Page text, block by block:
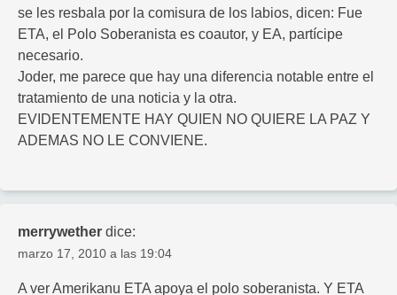
se les resbala por la comisura de los labios, dicen: Fue
ETA, el Polo Soberanista es coautor, y EA, partícipe
necesario.
Joder, me parece que hay una diferencia notable entre el
tratamiento de una noticia y la otra.
EVIDENTEMENTE HAY QUIEN NO QUIERE LA PAZ Y
ADEMAS NO LE CONVIENE.
merrywether dice:
marzo 17, 2010 a las 19:04
A ver Amerikanu ETA apoya el polo soberanista. Y ETA